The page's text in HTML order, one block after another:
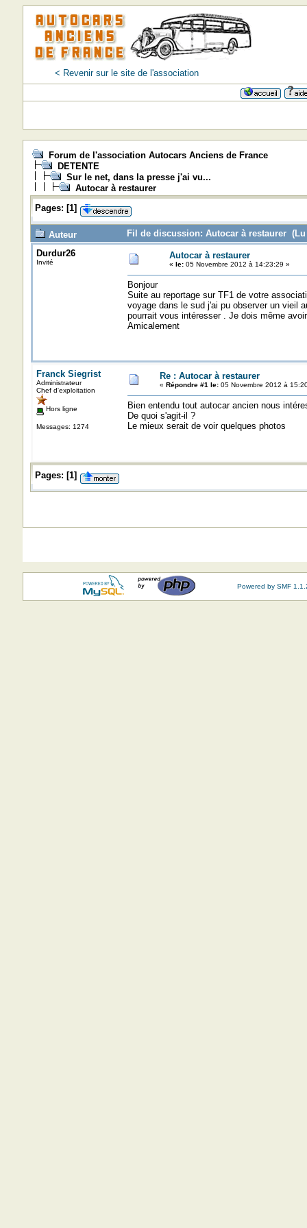
< Revenir sur le site de l'association
Forum de l'association Autocars Anciens de France
DETENTE
Sur le net, dans la presse j'ai vu...
Autocar à restaurer
Pages: [1]
Auteur
Fil de discussion: Autocar à restaurer (Lu
Durdur26
Invité
Autocar à restaurer
« le:05 Novembre 2012 à 14:23:29 »
Bonjour
Suite au reportage sur TF1 de votre
voyage dans le sud j'ai pu observer un vieil
pourrait vous intéresser . Je dois même
Amicalement
Franck Siegrist
Administrateur
Chef d'exploitation
Hors ligne
Messages: 1274
Re : Autocar à restaurer
« Répondre #1 le:05 Novembre 2012 à
Bien entendu tout autocar ancien nous
De quoi s'agit-il ?
Le mieux serait de voir quelques photos
Pages: [1]
Powered by SMF